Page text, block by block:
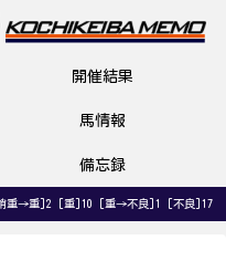
開催結果
馬情報
備忘録
重→重]2 [重]10 [重→不良]1 [不良]17